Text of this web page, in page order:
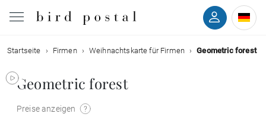
Hochzeit
Geburt
Startseite Firmen Weihnachtskarte für Firmen Geometric forest
Geometric forest
Preise anzeigen